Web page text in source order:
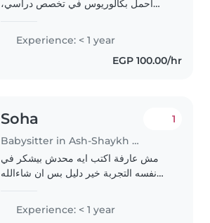
أحمل بكالوريوس في تخصص دراسي،
وصبور. أستطيع مساعدتك في أداء
واجباتهم المدرسية أيضًا! أحب تقديم
Experience: < 1 year
EGP 100.00/hr
Soha
Babysitter in Ash-Shaykh Zāyid
1
مش عارفة اكتب ايه محدش بيشكر في
نفسه التجربة خير دليل بس ان شاءالله
Experience: < 1 year